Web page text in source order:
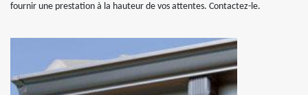
fournir une prestation à la hauteur de vos attentes. Contactez-le.